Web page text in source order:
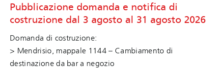
Pubblicazione domanda e notifica di
costruzione dal 3 agosto al 31 agosto 2026
Domanda di costruzione:
> Mendrisio, mappale 1144 – Cambiamento di
destinazione da bar a negozio